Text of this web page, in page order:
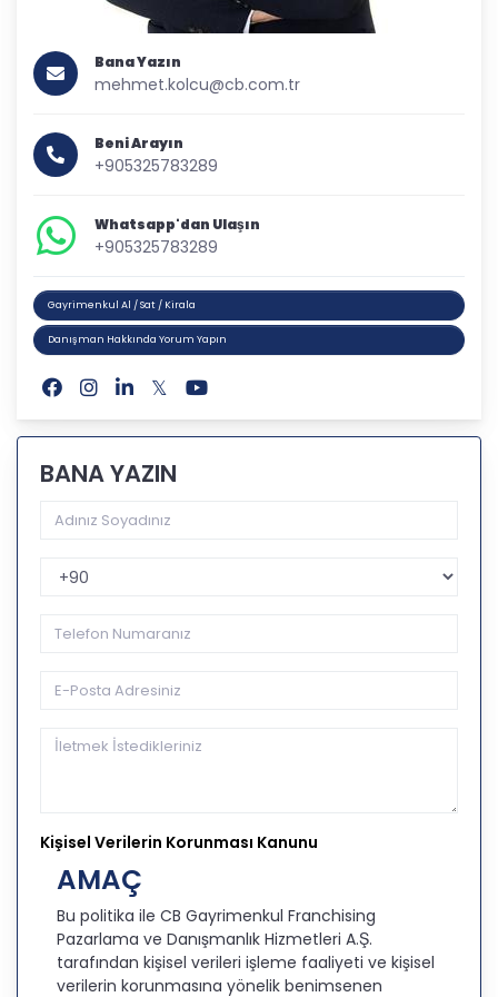
Bana Yazın
mehmet.kolcu@cb.com.tr
Beni Arayın
+905325783289
Whatsapp'dan Ulaşın
+905325783289
Gayrimenkul Al / Sat / Kirala
Danışman Hakkında Yorum Yapın
BANA YAZIN
Telefon Kodu
Kişisel Verilerin Korunması Kanunu
AMAÇ
Bu politika ile CB Gayrimenkul Franchising
Pazarlama ve Danışmanlık Hizmetleri A.Ş.
tarafından kişisel verileri işleme faaliyeti ve kişisel
verilerin korunmasına yönelik benimsenen